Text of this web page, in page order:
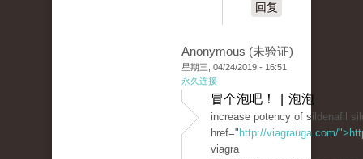
回复
Anonymous (未验证)
星期三, 04/24/2019 - 16:51
永久连接
冒个泡吧！ | 泡泡
increase potency of sildenafil
href=" http://viagrauga.com/
viagra